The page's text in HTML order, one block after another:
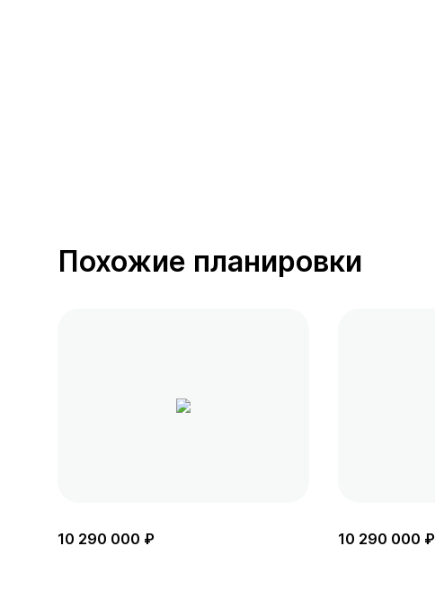
Похожие планировки
10 290 000 ₽ 10 290 000 ₽